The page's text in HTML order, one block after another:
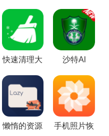
况。
大家欢迎的手机清理软件，
疑用的是最多的，并且功
鲁大师手机版、一键清理大
这些手机清理软件都可以很
快速清理大 沙特Al
懒惰的资源 手机照片恢